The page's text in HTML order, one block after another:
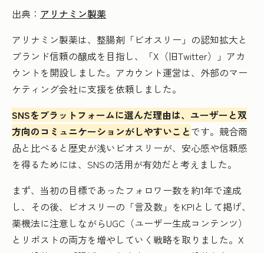
出典： アリナミン製薬
アリナミン製薬は、整腸剤「ビオスリー」の認知拡大と
ブランド信頼の醸成を目指し、「X（旧Twitter）」アカ
ウントを開設しました。アカウント運営は、外部のマー
ケティング会社に支援を依頼しました。
SNSをプラットフォームに選んだ理由は、ユーザーと双
方向のコミュニケーションがしやすいことです。競合商
品と比べると歴史が浅いビオスリーが、安心感や信頼感
を得るためには、SNSの活用が有効だと考えました。
まず、当初の目標であったフォロワー数を約1年で達成
し、その後、ビオスリーの「言及数」をKPIとして掲げ、
薬機法に注意しながらUGC（ユーザー生成コンテンツ）
とリポストの両方を増やしていく戦略を取りました。X